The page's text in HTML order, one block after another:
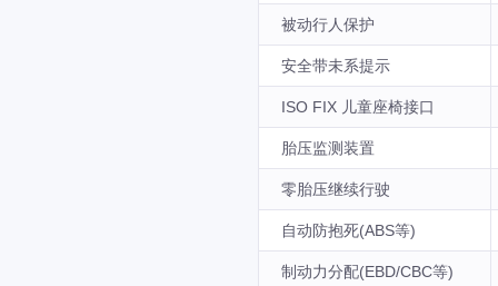
被动行人保护
安全带未系提示
ISO FIX 儿童座椅接口
胎压监测装置
零胎压继续行驶
自动防抱死(ABS等)
制动力分配(EBD/CBC等)